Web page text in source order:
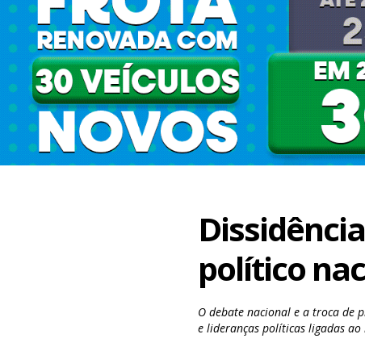
político
O debate nacional e a troca de
e lideranças políticas ligadas